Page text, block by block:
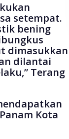
setempat.
bening
dimasukkan
dilantai
Terang
Kota